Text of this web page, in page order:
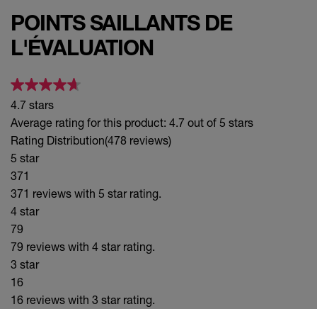
POINTS SAILLANTS DE
L'ÉVALUATION
4.7 stars
Average rating for this product: 4.7 out of 5 stars
Rating Distribution(478 reviews)
5 star
371
371 reviews with 5 star rating.
4 star
79
79 reviews with 4 star rating.
3 star
16
16 reviews with 3 star rating.